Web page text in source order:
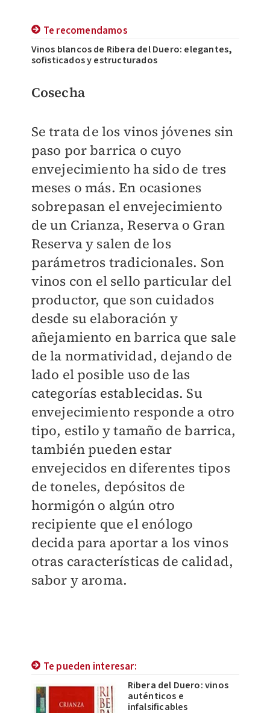
Te recomendamos
Vinos blancos de Ribera del Duero: elegantes,
sofisticados y estructurados
Cosecha
Se trata de los vinos jóvenes sin
paso por barrica o cuyo
envejecimiento ha sido de tres
meses o más. En ocasiones
sobrepasan el envejecimiento
de un Crianza, Reserva o Gran
Reserva y salen de los
parámetros tradicionales. Son
vinos con el sello particular del
productor, que son cuidados
desde su elaboración y
añejamiento en barrica que sale
de la normatividad, dejando de
lado el posible uso de las
categorías establecidas. Su
envejecimiento responde a otro
tipo, estilo y tamaño de barrica,
también pueden estar
envejecidos en diferentes tipos
de toneles, depósitos de
hormigón o algún otro
recipiente que el enólogo
decida para aportar a los vinos
otras características de calidad,
sabor y aroma.
Te pueden interesar:
Ribera del Duero: vinos
auténticos e
infalsificables